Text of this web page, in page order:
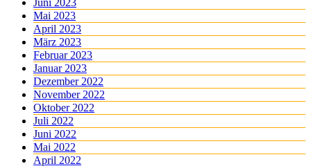
Juni 2023
Mai 2023
April 2023
März 2023
Februar 2023
Januar 2023
Dezember 2022
November 2022
Oktober 2022
Juli 2022
Juni 2022
Mai 2022
April 2022